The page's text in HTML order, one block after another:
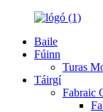
Baile
Fúinn
Turas
Táirgí
Fabraic